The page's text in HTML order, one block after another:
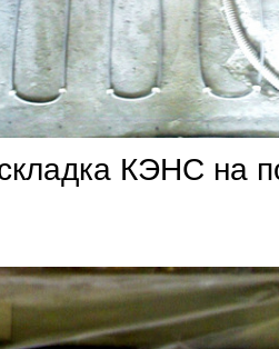
КЭНС на